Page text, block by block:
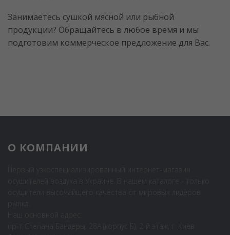
Занимаетесь сушкой мясной или рыбной
продукции? Обращайтесь в любое время и мы
подготовим коммерческое предложение для Вас.
О КОМПАНИИ